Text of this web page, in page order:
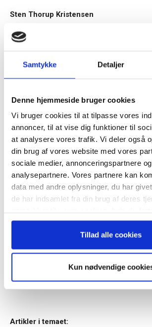
Samtykke Detaljer
Denne hjemmeside bruger cookies
Vi bruger cookies til at tilpasse vores
annoncer, til at vise dig funktioner til
at analysere vores trafik. Vi deler også
din brug af vores website med vores
sociale medier, annonceringspartnere og
analysepartnere. Vores partnere kan
data med andre oplysninger, du har
de har indsamlet fra din brug af deres
anvende vores hjemmeside.
Tillad alle cookies
Kun nødvendige
Sten Thorup Kristensen
RELATEREDE ARTIKLER
Guide: Seks
succesfuld
Hvornår er det tid
Tema:Ledelse under COVID-krisen Del 5
Artikler i temaet:
Tilmeld dig
nyhedsbrev
– og modtag Ole
“Succes i en dansk
Når du trykker "modtag bogen" bliver du
Bestyrelsesguidens ugentlige nyhedsbrev